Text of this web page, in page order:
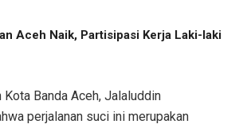
Aceh Naik, Partisipasi Kerja Laki-laki
Banda Aceh, Jalaluddin
perjalanan suci ini merupakan